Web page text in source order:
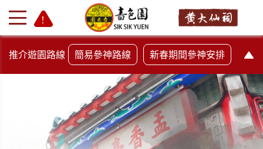
推介遊園路線 簡易參神路線 新春期間參神安排